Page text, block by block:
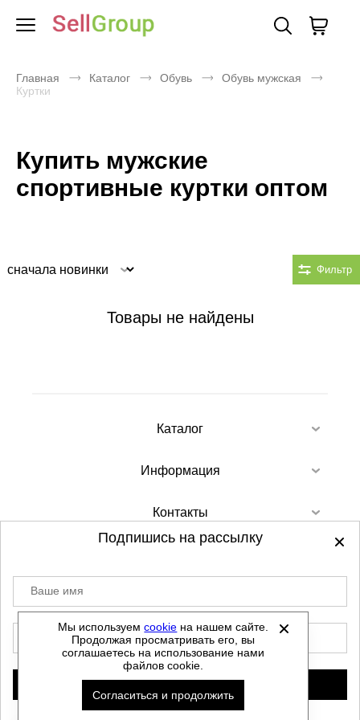
Главная Каталог Обувь
Обувь мужская
Куртки
Купить мужские
спортивные куртки оптом
Фильтр
Товары не найдены
Каталог
Информация
Контакты
©2012-2026 - Sellgroup.ru - все права
защищены.
Данный сайт не является интернет магазином и
не является публичной офертой.
Политика обработки персональных данных
Автоматизировано -
Мы используемcookie на нашем сайте.
Продолжая просматривать его, вы
соглашаетесь на использование нами
файлов cookie.
Согласиться и продолжить
Подпишись на рассылку
Ваше имя